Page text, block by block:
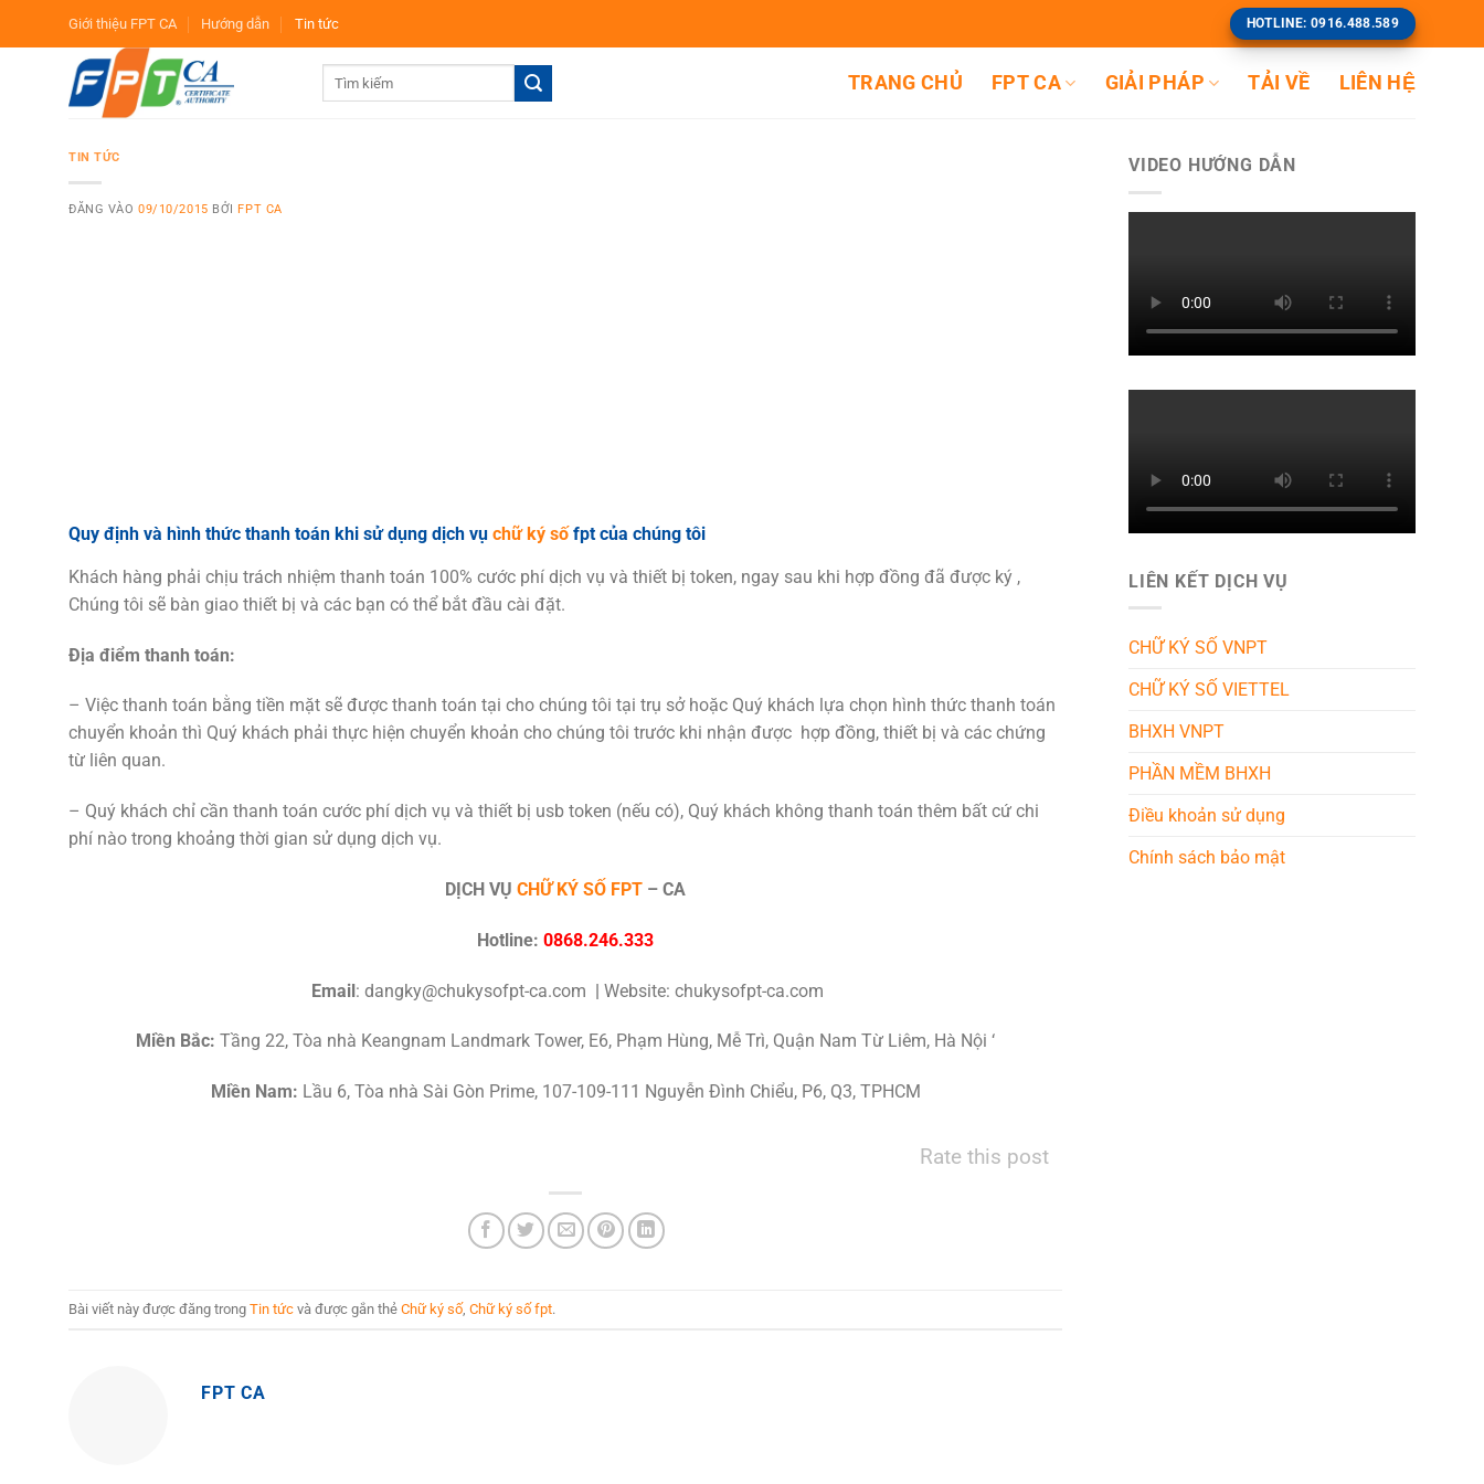
Giới thiệu FPT CA Hướng dẫn Tin tức HOTLINE: 0916.488.589
TRANG CHỦ FPT CA GIẢI PHÁP TẢI VỀ LIÊN HỆ
TIN TỨC
ĐĂNG VÀO09/10/2015 BỞI FPT CA
Quy định và hình thức thanh toán khi sử dụng dịch vụ chữ ký sốfpt của chúng tôi
Khách hàng phải chịu trách nhiệm thanh toán 100% cước phí dịch vụ và thiết bị token, ngay sau khi hợp đồng đã được ký ,
Chúng tôi sẽ bàn giao thiết bị và các bạn có thể bắt đầu cài đặt.
Địa điểm thanh toán:
– Việc thanh toán bằng tiền mặt sẽ được thanh toán tại cho chúng tôi tại trụ sở hoặc Quý khách lựa chọn hình thức thanh toán
chuyển khoản thì Quý khách phải thực hiện chuyển khoản cho chúng tôi trước khi nhận được hợp đồng, thiết bị và các chứng
từ liên quan.
– Quý khách chỉ cần thanh toán cước phí dịch vụ và thiết bị usb token (nếu có), Quý khách không thanh toán thêm bất cứ chi
phí nào trong khoảng thời gian sử dụng dịch vụ.
DỊCH VỤ CHỮ KÝ SỐ FPT – CA
Hotline: 0868.246.333
Email: dangky@chukysofpt-ca.com | Website: chukysofpt-ca.com
Miền Bắc: Tầng 22, Tòa nhà Keangnam Landmark Tower, E6, Phạm Hùng, Mễ Trì, Quận Nam Từ Liêm, Hà Nội ‘
Miền Nam: Lầu 6, Tòa nhà Sài Gòn Prime, 107-109-111 Nguyễn Đình Chiểu, P6, Q3, TPHCM
Rate this post
Bài viết này được đăng trong Tin tức và được gắn thẻ Chữ ký số, Chữ ký số fpt.
FPT CA
VIDEO HƯỚNG DẪN
LIÊN KẾT DỊCH VỤ
CHỮ KÝ SỐ VNPT
CHỮ KÝ SỐ VIETTEL
BHXH VNPT
PHẦN MỀM BHXH
Điều khoản sử dụng
Chính sách bảo mật